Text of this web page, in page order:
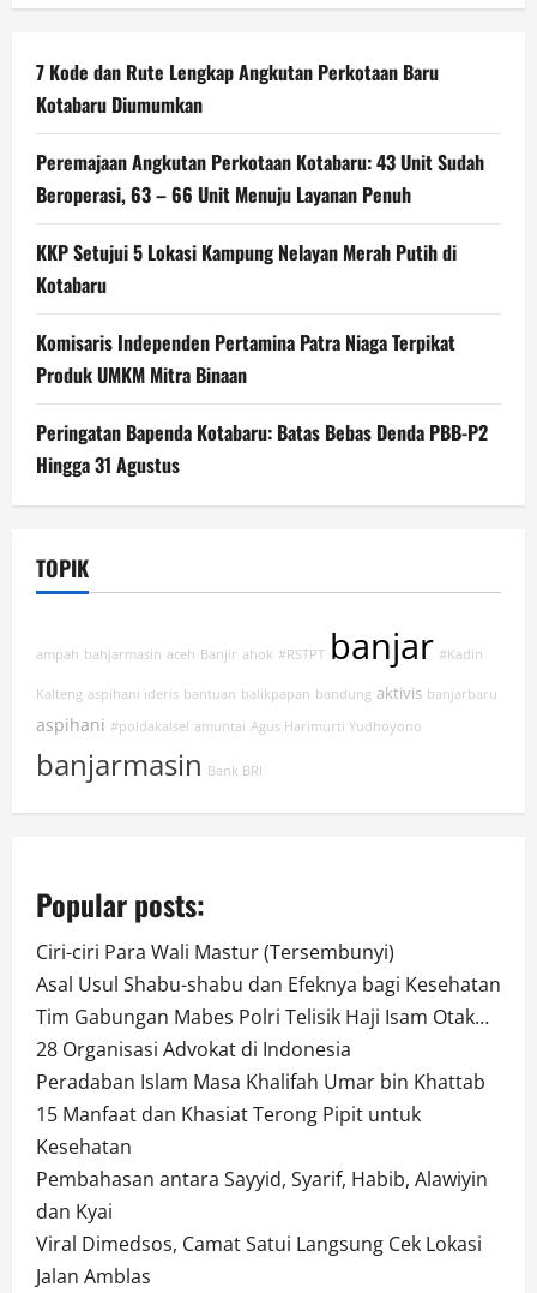
7 Kode dan Rute Lengkap Angkutan Perkotaan Baru
Kotabaru Diumumkan
Peremajaan Angkutan Perkotaan Kotabaru: 43 Unit Sudah
Beroperasi, 63 – 66 Unit Menuju Layanan Penuh
KKP Setujui 5 Lokasi Kampung Nelayan Merah Putih di
Kotabaru
Komisaris Independen Pertamina Patra Niaga Terpikat
Produk UMKM Mitra Binaan
Peringatan Bapenda Kotabaru: Batas Bebas Denda PBB-P2
Hingga 31 Agustus
TOPIK
ampah bahjarmasin aceh Banjir ahok #RSTPT banjar #Kadin
Kalteng aspihani ideris bantuan balikpapan bandung aktivis banjarbaru
aspihani #poldakalsel amuntai Agus Harimurti Yudhoyono
banjarmasin Bank BRI
Popular posts:
Ciri-ciri Para Wali Mastur (Tersembunyi)
Asal Usul Shabu-shabu dan Efeknya bagi Kesehatan
Tim Gabungan Mabes Polri Telisik Haji Isam Otak…
28 Organisasi Advokat di Indonesia
Peradaban Islam Masa Khalifah Umar bin Khattab
15 Manfaat dan Khasiat Terong Pipit untuk
Kesehatan
Pembahasan antara Sayyid, Syarif, Habib, Alawiyin
dan Kyai
Viral Dimedsos, Camat Satui Langsung Cek Lokasi
Jalan Amblas